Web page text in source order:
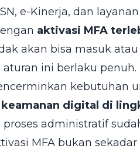
e-Kinerja, dan
aktivasi MFA
akan bisa masuk
ini berlaku penuh.
kebutuhan
digital di
administratif
MFA bukan